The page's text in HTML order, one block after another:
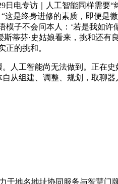
日电专访｜人工智能同样需
是终身进修的素质，即便是
子不会问本人：‘若是我如许
蒂芬·史姑娘看来，挑和还有
正的挑和。
人工智能尚无法做到。正在史
从组建、调整、规划，取聊
于地名地址协同服务与智慧门